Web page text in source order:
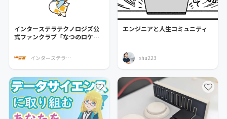
インターステラテクノロジズ公
式ファンクラブ「なつのロケッ
インターステラテクノロジズ
エンジニアと人生コミュニティ
shu223